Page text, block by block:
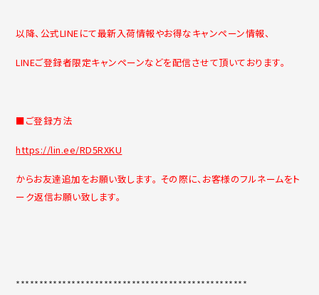
以降、公式LINEにて最新入荷情報やお得なキャンペーン情報、
LINEご登録者限定キャンペーンなどを配信させて頂いております。
■ご登録方法
https://lin.ee/RD5RXKU
からお友達追加をお願い致します。 その際に、お客様のフルネームをト
ーク返信お願い致します。
**************************************************